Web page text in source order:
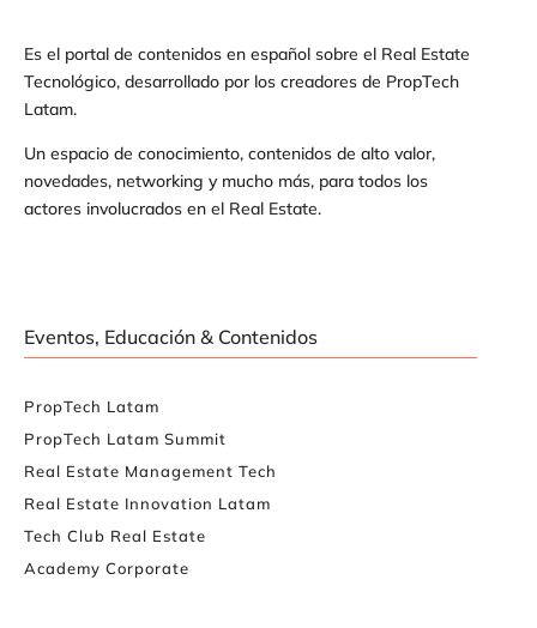
Es el portal de contenidos en español sobre el Real Estate
Tecnológico, desarrollado por los creadores de PropTech
Latam.
Un espacio de conocimiento, contenidos de alto valor,
novedades, networking y mucho más, para todos los
actores involucrados en el Real Estate.
Eventos, Educación & Contenidos
PropTech Latam
PropTech Latam Summit
Real Estate Management Tech
Real Estate Innovation Latam
Tech Club Real Estate
Academy Corporate